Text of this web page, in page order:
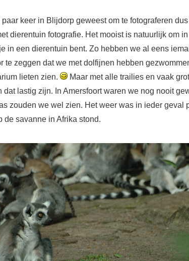
keer in Blijdorp geweest om te fotograferen dus
dierentuin fotografie. Het mooist is natuurlijk om
in een dierentuin bent. Zo hebben we al eens
te zeggen dat we met dolfijnen hebben
lieten zien.
Maar met alle trailies en vaak
dat lastig zijn. In Amersfoort waren we nog nooit
zouden we wel zien. Het weer was in ieder geval
de savanne in Afrika stond.